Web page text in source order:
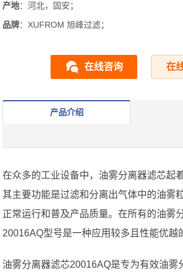
产地：河北，固安；
品牌：XUFROM 旭峰过滤；
在线咨询 在
产品介绍
在众多的工业设备中，油雾分离器滤芯起
其主要功能是过滤和分离出气体中的油雾
正常运行和普及产品质量。在所有的油雾
20016AQ型号是一种应用较多且性能优越
油雾分离器滤芯20016AQ是专为有效油雾